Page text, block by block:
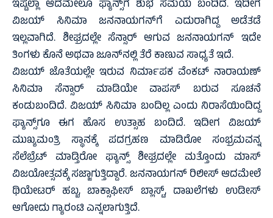
ಇಷ್ಟೆಲ್ಲಾ ಆದಮೇಲೂ ಫ್ಯಾನ್ಸ್‌ಗೆ ಶುಭ ಸಮಯ ಬಂದಿದೆ. ಇದೀಗ
ವಿಜಯ್ ಸಿನಿಮಾ ಜನನಾಯಗನ್‌ಗೆ ಎದುರಾಗಿದ್ದ ಅಡೆತಡೆ
ಇಲ್ಲವಾಗಿದೆ. ಶೀಘ್ರದಲ್ಲೇ ಸೆನ್ಸಾರ್ ಆಗುವ ಜನನಾಯಗನ್ ಇದೇ
ತಿಂಗಳು ಕೊನೆ ಅಥವಾ ಜೂನ್‌ನಲ್ಲಿ ತೆರೆ ಕಾಣುವ ಸಾಧ್ಯತೆ ಇದೆ.
ವಿಜಯ್ ಜೊತೆಯಲ್ಲೇ ಇರುವ ನಿರ್ಮಾಪಕ ವೆಂಕಟ್ ನಾರಾಯಣ್
ಸಿನಿಮಾ ಸೆನ್ಸಾರ್ ಮಾಡಿಯೇ ವಾಪಸ್ ಬರುವ ಸೂಚನೆ
ಕಂಡುಬಂದಿದೆ. ವಿಜಯ್ ಸಿನಿಮಾ ಬಂದಿಲ್ಲ ಎಂದು ನಿರಾಸೆಯಿಂದಿದ್ದ
ಫ್ಯಾನ್ಸ್‌ಗೂ ಈಗ ಹೊಸ ಉತ್ಸಾಹ ಬಂದಿದೆ. ಇದೀಗ ವಿಜಯ್
ಮುಖ್ಯಮಂತ್ರಿ ಸ್ಥಾನಕ್ಕೆ ಪದಗ್ರಹಣ ಮಾಡಿರೋ ಸಂಭ್ರಮವನ್ನ
ಸೆಲೆಬ್ರೆಟ್ ಮಾಡ್ತಿರೋ ಫ್ಯಾನ್ಸ್ ಶೀಘ್ರದಲ್ಲೇ ಮತ್ತೊಂದು ಮಾಸ್
ವಿಜಯೋತ್ಸವಕ್ಕೆ ಸಜ್ಜಾಗುತ್ತಿದ್ದಾರೆ. ಜನನಾಯಗನ್ ರಿಲೀಸ್ ಆದಮೇಲೆ
ಥಿಯೇಟರ್ ಹಬ್ಬ, ಬಾಕ್ಸಾಫೀಸ್ ಬ್ಲಾಸ್ಟ್, ದಾಖಲೆಗಳು ಉಡೀಸ್
ಆಗೋದು ಗ್ಯಾರಂಟಿ ಎನ್ನಲಾಗುತ್ತಿದೆ.